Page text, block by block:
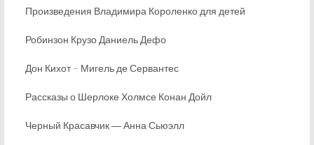
Произведения Владимира Короленко для детей
Робинзон Крузо Даниель Дефо
Дон Кихот – Мигель де Сервантес
Рассказы о Шерлоке Холмсе Конан Дойл
Черный Красавчик ― Анна Сьюэлл